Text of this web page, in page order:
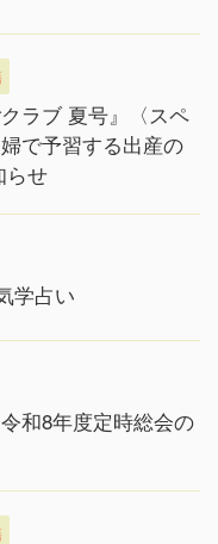
ラブ 夏号』〈スペ
で予習する出産の
らせ
学占い
和8年度定時総会の